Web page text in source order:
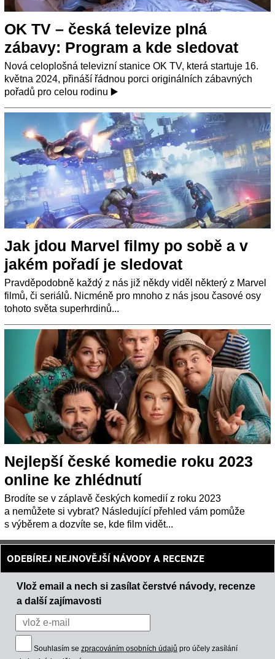
OK TV – česká televize plná
zábavy: Program a kde sledovat
Nová celoplošná televizní stanice OK TV, která startuje 16.
května 2024, přináší řádnou porci originálních zábavných
pořadů pro celou rodinu ▶️
Jak jdou Marvel filmy po sobě a v
jakém pořadí je sledovat
Pravděpodobně každý z nás již někdy viděl některý z Marvel
filmů, či seriálů. Nicméně pro mnoho z nás jsou časové osy
tohoto světa superhrdinů...
Nejlepší české komedie roku 2023
online ke zhlédnutí
Brodíte se v záplavě českých komedií z roku 2023
a nemůžete si vybrat? Následující přehled vám pomůže
s výběrem a dozvíte se, kde film vidět...
ODEBÍREJ NEJNOVĚJŠÍ NÁVODY A RECENZE
Vlož email a nech si zasílat čerstvé návody, recenze
a další zajímavosti
Souhlasím se zpracováním osobních údajů pro účely zasílání